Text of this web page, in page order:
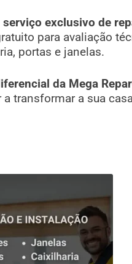
serviço exclusivo de
para avaliação
portas e janelas.
da Mega
transformar a sua